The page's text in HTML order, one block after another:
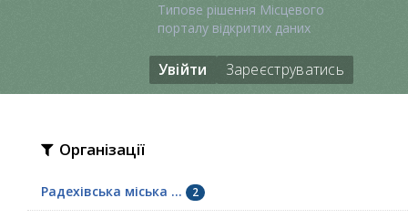
Типове рішення Місцевого
порталу відкритих даних
Увійти Зареєструватись
Організації
Радехівська міська ... 2